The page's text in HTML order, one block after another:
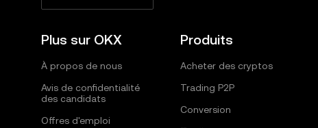
Plus sur OKX
À propos de nous
Avis de confidentialité
des candidats
Offres d'emploi
Produits
Acheter des cryptos
Trading P2P
Conversion